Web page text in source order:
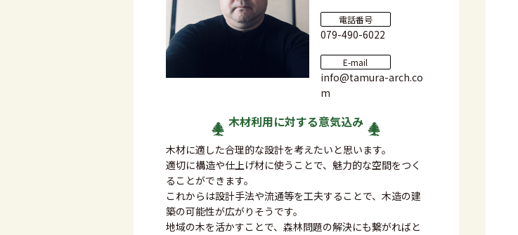
電話番号
079-490-6022
E-mail
info@tamura-arch.co
m
木材利用に対する意気込み
木材に適した合理的な設計を考えたいと思います。
適切に構造や仕上げ材に使うことで、魅力的な空間をつく
ることができます。
これからは設計手法や流通等を工夫することで、木造の建
築の可能性が広がりそうです。
地域の木を活かすことで、森林問題の解決にも繋がればと